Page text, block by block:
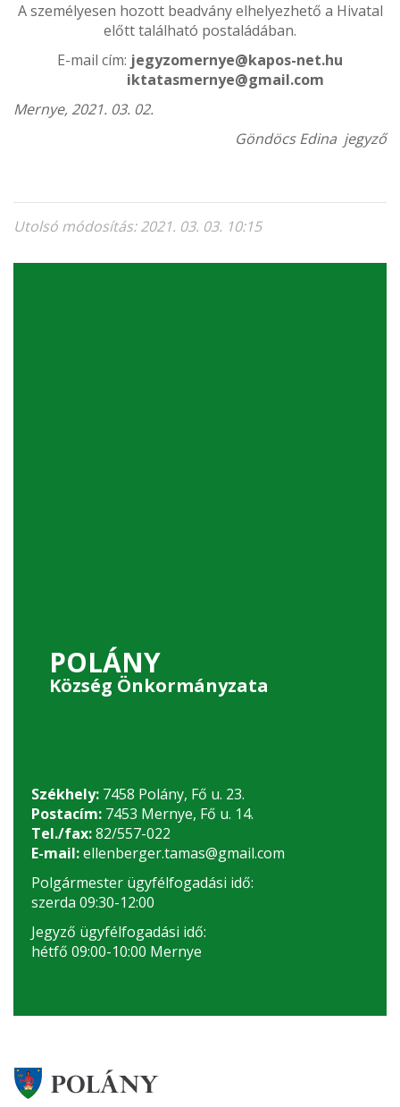
A személyesen hozott beadvány elhelyezhető a Hivatal
előtt található postaládában.
E-mail cím: jegyzomernye@kapos-net.hu
iktatasmernye@gmail.com
Mernye, 2021. 03. 02.
Göndöcs Edina jegyző
Utolsó módosítás: 2021. 03. 03. 10:15
POLÁNY
Község Önkormányzata
Székhely: 7458 Polány, Fő u. 23.
Postacím: 7453 Mernye, Fő u. 14.
Tel./fax:82/557-022
E-mail:ellenberger.tamas@gmail.com
Polgármester ügyfélfogadási idő:
szerda 09:30-12:00
Jegyző ügyfélfogadási idő:
hétfő 09:00-10:00 Mernye